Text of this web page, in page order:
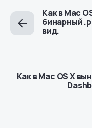
Как в Mac
бинарный
вид.
Как в Mac OS X